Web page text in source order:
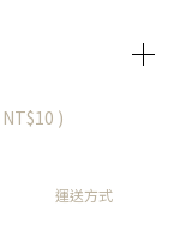
NT$10 )
運送方式